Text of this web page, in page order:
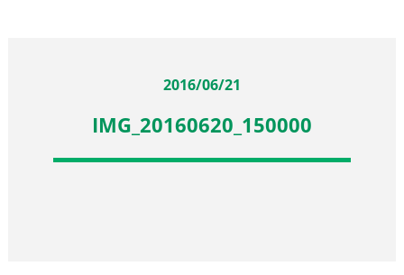
2016/06/21
IMG_20160620_150000